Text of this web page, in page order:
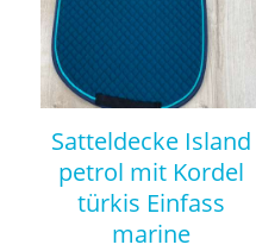
Satteldecke Island
petrol mit Kordel
türkis Einfass
marine